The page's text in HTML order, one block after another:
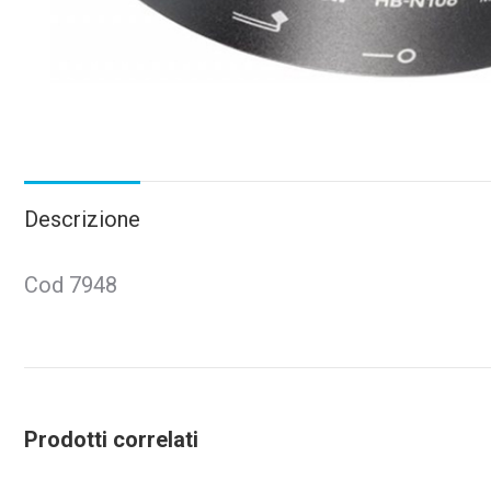
Descrizione
Cod 7948
Prodotti correlati